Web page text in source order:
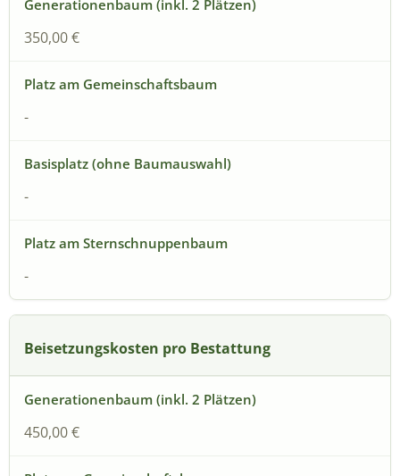
350,00 €
-
-
-
Beisetzungskosten pro Bestattung
450,00 €